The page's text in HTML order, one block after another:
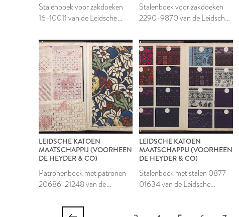
Stalenboek voor zakdoeken
16-10011 van de Leidsche
Stalenboek voor zakdoeken
2290-9870 van de Leidsche
LEIDSCHE KATOEN
MAATSCHAPPIJ (VOORHEEN
DE HEYDER & CO)
Patronenboek met patronen
20686-21248 van de
Maatschappij
LEIDSCHE KATOEN
MAATSCHAPPIJ (VOORHEEN
DE HEYDER & CO)
Stalenboek met stalen 0877-
01634 van de Leidsche